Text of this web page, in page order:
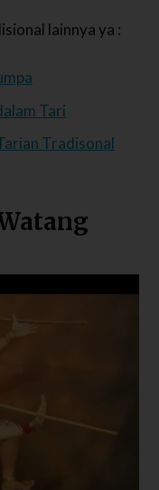
lainnya ya :
Tari
Tradisonal